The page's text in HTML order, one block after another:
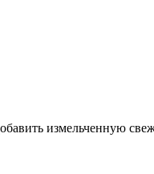
измельченную